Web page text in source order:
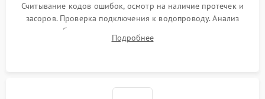
Считывание кодов ошибок, осмотр на наличие протечек и
засоров. Проверка подключения к водопроводу. Анализ
жалоб на отсутствие слива, нагрева, вращения
разбрызгивателей или срабатывание системы защиты
Подробнее